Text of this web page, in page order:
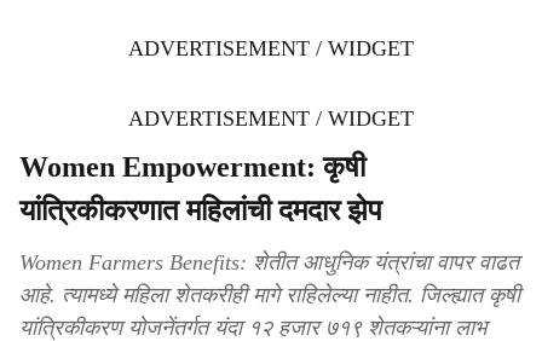
ADVERTISEMENT / WIDGET
ADVERTISEMENT / WIDGET
Women Empowerment: कृषी
यांत्रिकीकरणात महिलांची दमदार झेप
Women Farmers Benefits: शेतीत आधुनिक यंत्रांचा वापर वाढत
आहे. त्यामध्ये महिला शेतकरीही मागे राहिलेल्या नाहीत. जिल्ह्यात कृषी
यांत्रिकीकरण योजनेंतर्गत यंदा १२ हजार ७१९ शेतकऱ्यांना लाभ